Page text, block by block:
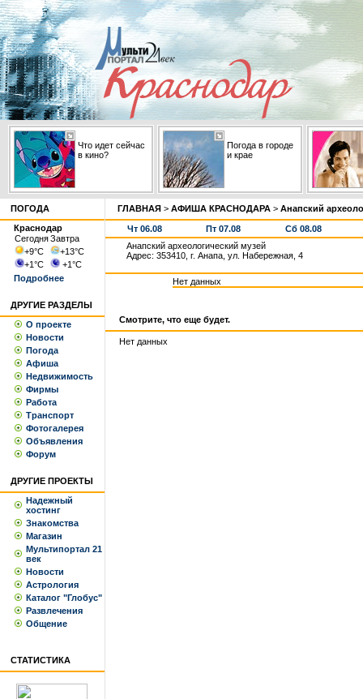
Что идет сейчас
в кино?
Погода в городе
и крае
ПОГОДА
Краснодар
СегодняЗавтра
+9°С +13°С
+1°С +1°С
Подробнее
ДРУГИЕ РАЗДЕЛЫ
О проекте
Новости
Погода
Афиша
Недвижимость
Фирмы
Работа
Транспорт
Фотогалерея
Объявления
Форум
ДРУГИЕ ПРОЕКТЫ
Надежный
хостинг
Знакомства
Магазин
Мультипортал 21
век
Новости
Астрология
Каталог "Глобус"
Развлечения
Общение
СТАТИСТИКА
ГЛАВНАЯ > АФИША КРАСНОДАРА > Анапский
Чт 06.08 Пт 07.08
Сб 08.08
Анапский археологический музей
Адрес: 353410, г. Анапа, ул. Набережная, 4
Нет данных
Смотрите, что еще будет.
Нет данных